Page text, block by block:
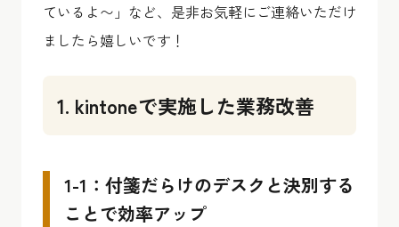
ているよ〜」など、是非お気軽にご連絡いただけ
ましたら嬉しいです！
1. kintoneで実施した業務改善
1-1：付箋だらけのデスクと決別する
ことで効率アップ